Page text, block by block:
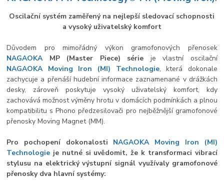
Oscilační systém zaměřený na nejlepší sledovací schopnosti
a vysoký uživatelský komfort
Důvodem pro mimořádný výkon gramofonových přenosek
NAGAOKA
MP (Master Piece) série je vlastní oscilační
NAGAOKA Moving Iron (MI) Technologie, která dokonale
zachycuje a přenáší hudební informace zaznamenané v drážkách
desky, zároveň poskytuje vysoký uživatelský komfort, kdy
zachovává možnost výměny hrotu v domácích podmínkách a plnou
kompatibilitu s Phono předzesilovači pro nejběžnější gramofonové
přenosky Moving Magnet (MM).
Pro pochopení dokonalosti NAGAOKA
Moving Iron (MI)
Technologie je nutné si uvědomit, že k transformaci vibrací
stylusu na elektrický výstupní signál využívaly gramofonové
přenosky dva hlavní systémy: